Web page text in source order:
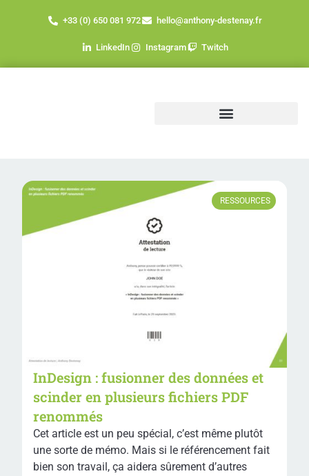
+33 (0) 650 081 972 hello@anthony-destenay.fr
LinkedIn Instagram Twitch
RESSOURCES
InDesign : fusionner des données et
scinder en plusieurs fichiers PDF
renommés
Cet article est un peu spécial, c’est même plutôt
une sorte de mémo. Mais si le référencement fait
bien son travail, ça aidera sûrement d’autres